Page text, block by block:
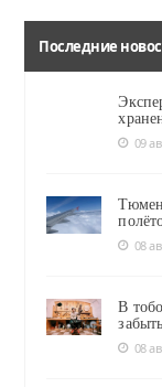
Последние
09
08
В
08